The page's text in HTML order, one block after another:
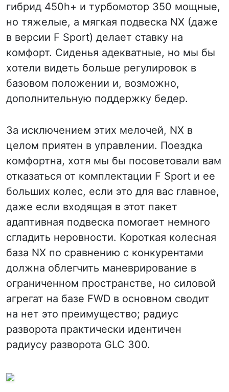
гибрид 450h+ и турбомотор 350 мощные,
но тяжелые, а мягкая подвеска NX (даже
в версии F Sport) делает ставку на
комфорт. Сиденья адекватные, но мы бы
хотели видеть больше регулировок в
базовом положении и, возможно,
дополнительную поддержку бедер.
За исключением этих мелочей, NX в
целом приятен в управлении. Поездка
комфортна, хотя мы бы посоветовали вам
отказаться от комплектации F Sport и ее
больших колес, если это для вас главное,
даже если входящая в этот пакет
адаптивная подвеска помогает немного
сгладить неровности. Короткая колесная
база NX по сравнению с конкурентами
должна облегчить маневрирование в
ограниченном пространстве, но силовой
агрегат на базе FWD в основном сводит
на нет это преимущество; радиус
разворота практически идентичен
радиусу разворота GLC 300.